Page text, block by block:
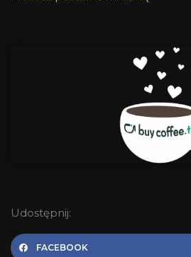
Udostępnij:
FACEBOOK